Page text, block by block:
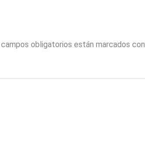
obligatorios están marcados con